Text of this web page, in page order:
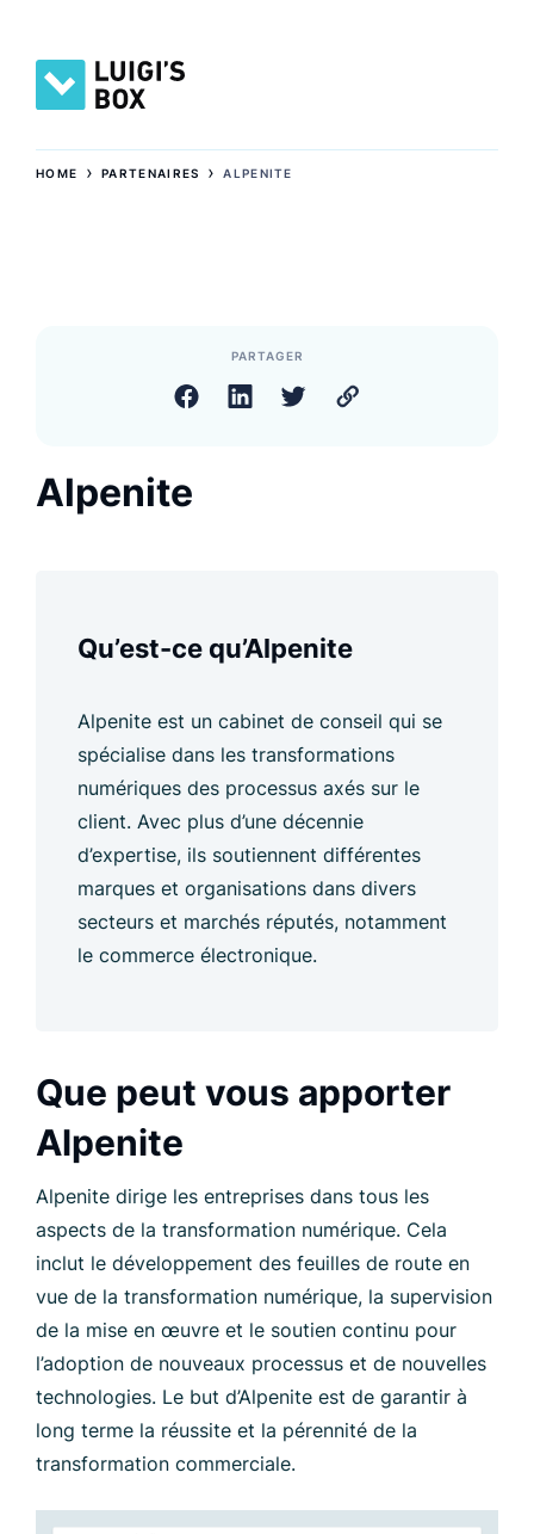
HOME ›PARTENAIRES ›ALPENITE
PARTAGER
Alpenite
Qu’est-ce qu’Alpenite
Alpenite est un cabinet de conseil qui se
spécialise dans les transformations
numériques des processus axés sur le
client. Avec plus d’une décennie
d’expertise, ils soutiennent différentes
marques et organisations dans divers
secteurs et marchés réputés, notamment
le commerce électronique.
Que peut vous apporter
Alpenite
Alpenite dirige les entreprises dans tous les
aspects de la transformation numérique. Cela
inclut le développement des feuilles de route en
vue de la transformation numérique, la supervision
de la mise en œuvre et le soutien continu pour
l’adoption de nouveaux processus et de nouvelles
technologies. Le but d’Alpenite est de garantir à
long terme la réussite et la pérennité de la
transformation commerciale.